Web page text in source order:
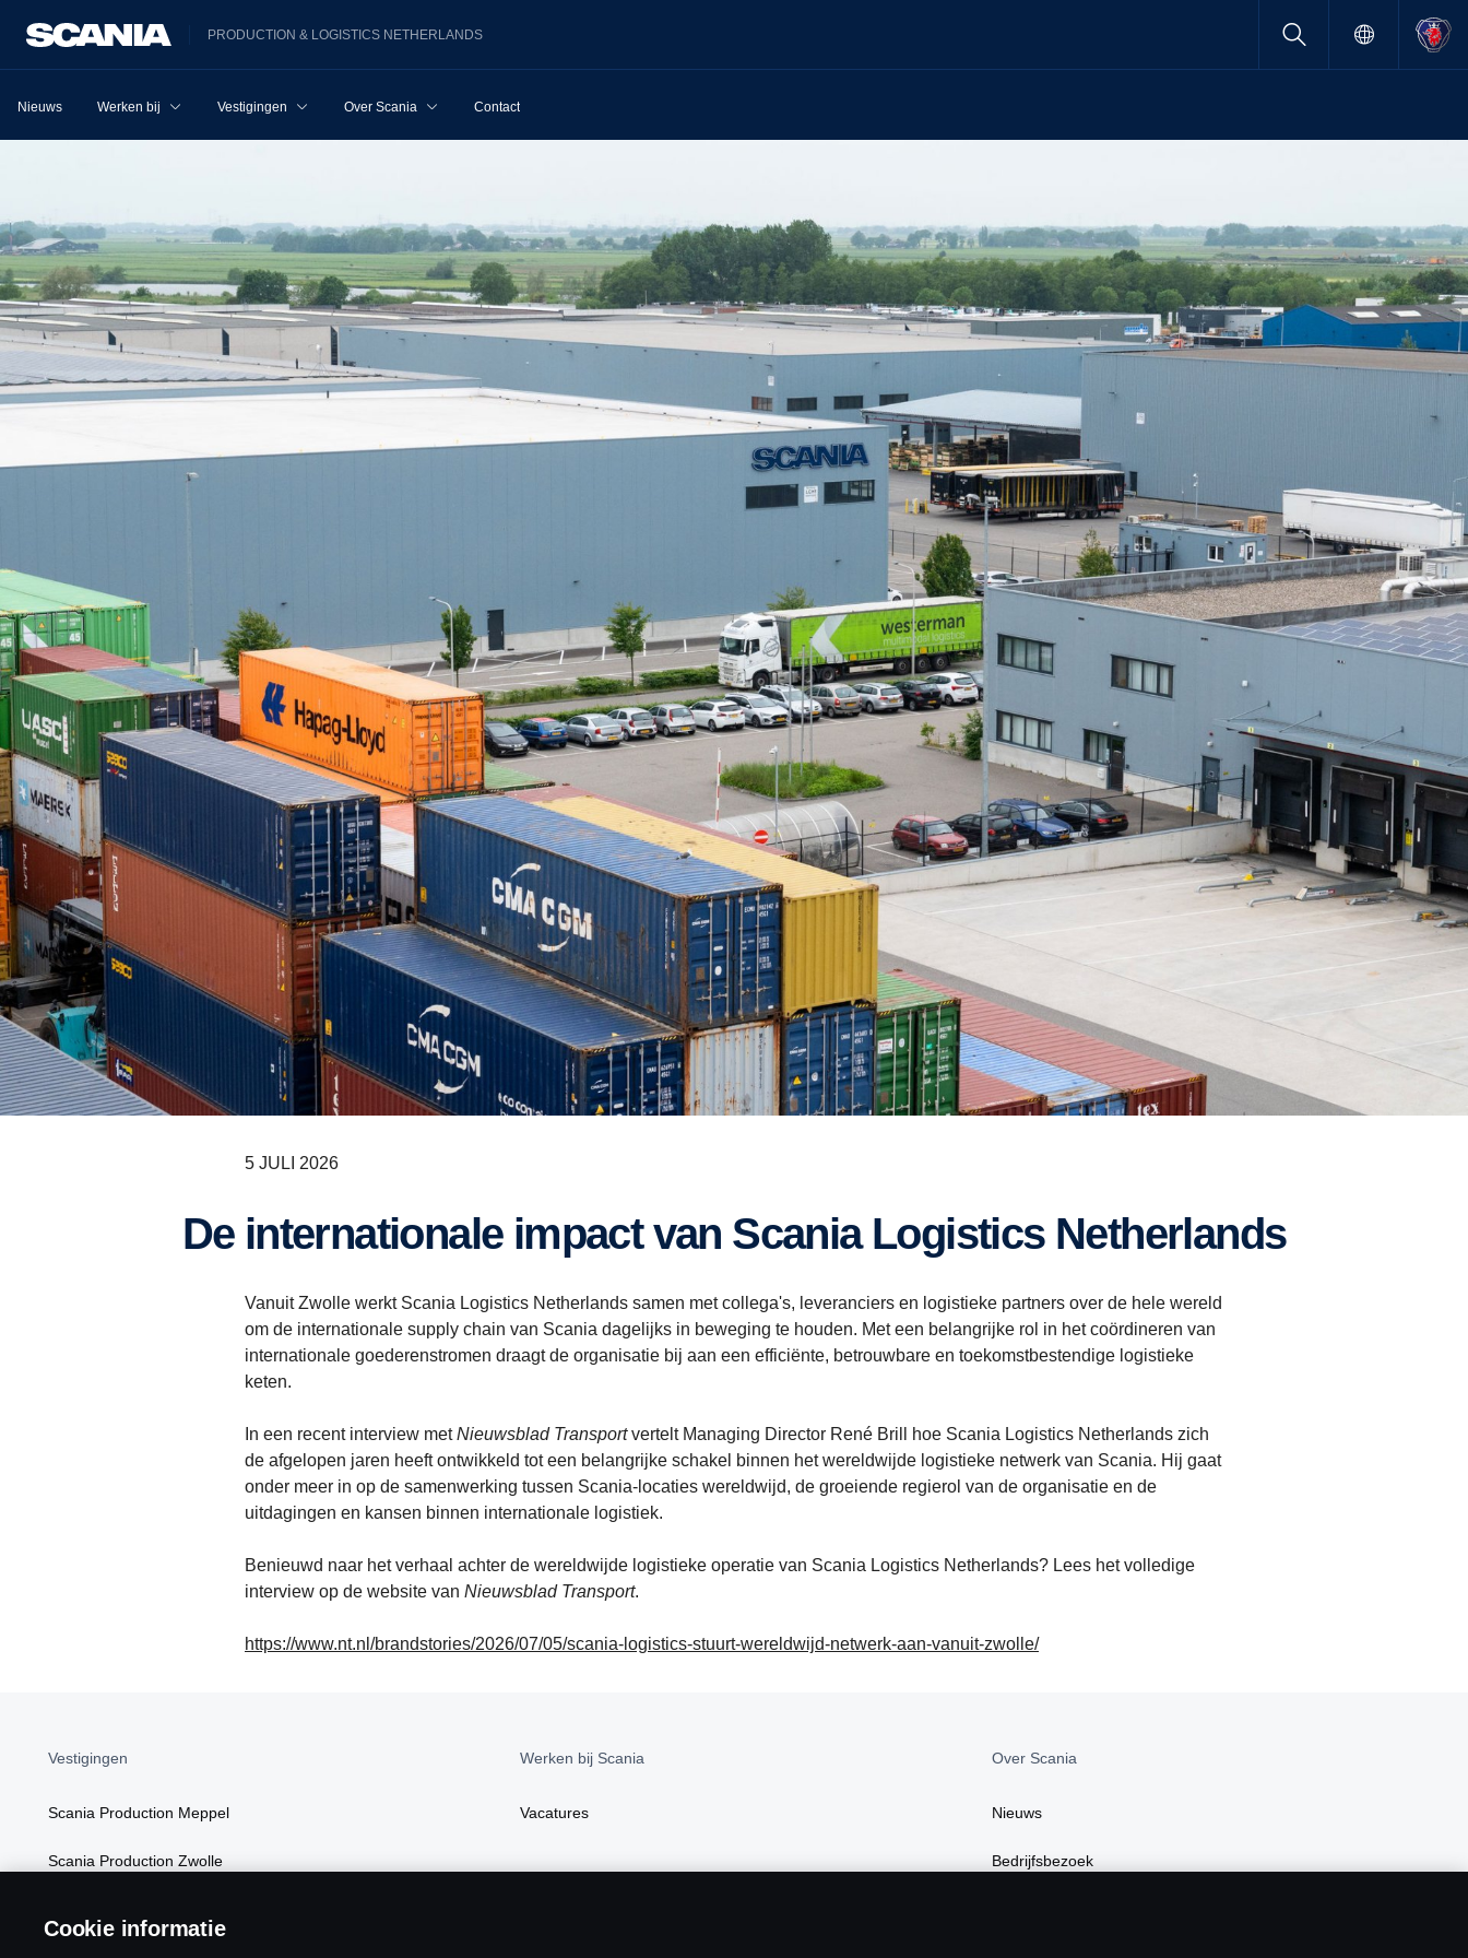
PRODUCTION & LOGISTICS NETHERLANDS
Nieuws Werken bij Vestigingen Over Scania Contact
5 JULI 2026
De internationale impact van Scania Logistics Netherlands
Vanuit Zwolle werkt Scania Logistics Netherlands samen met collega's, leveranciers en logistieke partners over de hele wereld
om de internationale supply chain van Scania dagelijks in beweging te houden. Met een belangrijke rol in het coördineren van
internationale goederenstromen draagt de organisatie bij aan een efficiënte, betrouwbare en toekomstbestendige logistieke
keten.
In een recent interview metNieuwsblad Transportvertelt Managing Director René Brill hoe Scania Logistics Netherlands zich
de afgelopen jaren heeft ontwikkeld tot een belangrijke schakel binnen het wereldwijde logistieke netwerk van Scania. Hij gaat
onder meer in op de samenwerking tussen Scania-locaties wereldwijd, de groeiende regierol van de organisatie en de
uitdagingen en kansen binnen internationale logistiek.
Benieuwd naar het verhaal achter de wereldwijde logistieke operatie van Scania Logistics Netherlands? Lees het volledige
interview op de website van Nieuwsblad Transport.
https://www.nt.nl/brandstories/2026/07/05/scania-logistics-stuurt-wereldwijd-netwerk-aan-vanuit-zwolle/
Vestigingen
Scania Production Meppel
Scania Production Zwolle
Werken bij Scania
Vacatures
Over Scania
Nieuws
Bedrijfsbezoek
Cookie informatie